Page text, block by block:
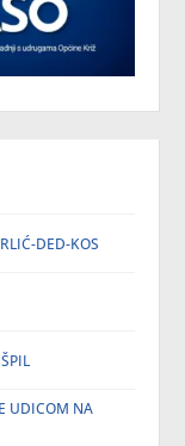
DED-KOS
UDICOM NA